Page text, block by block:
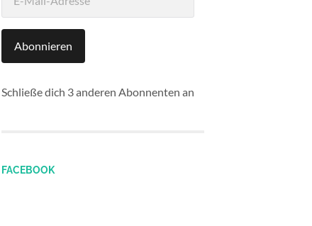
Mail-
Abonnieren
Schließe dich 3 anderen Abonnenten an
FACEBOOK